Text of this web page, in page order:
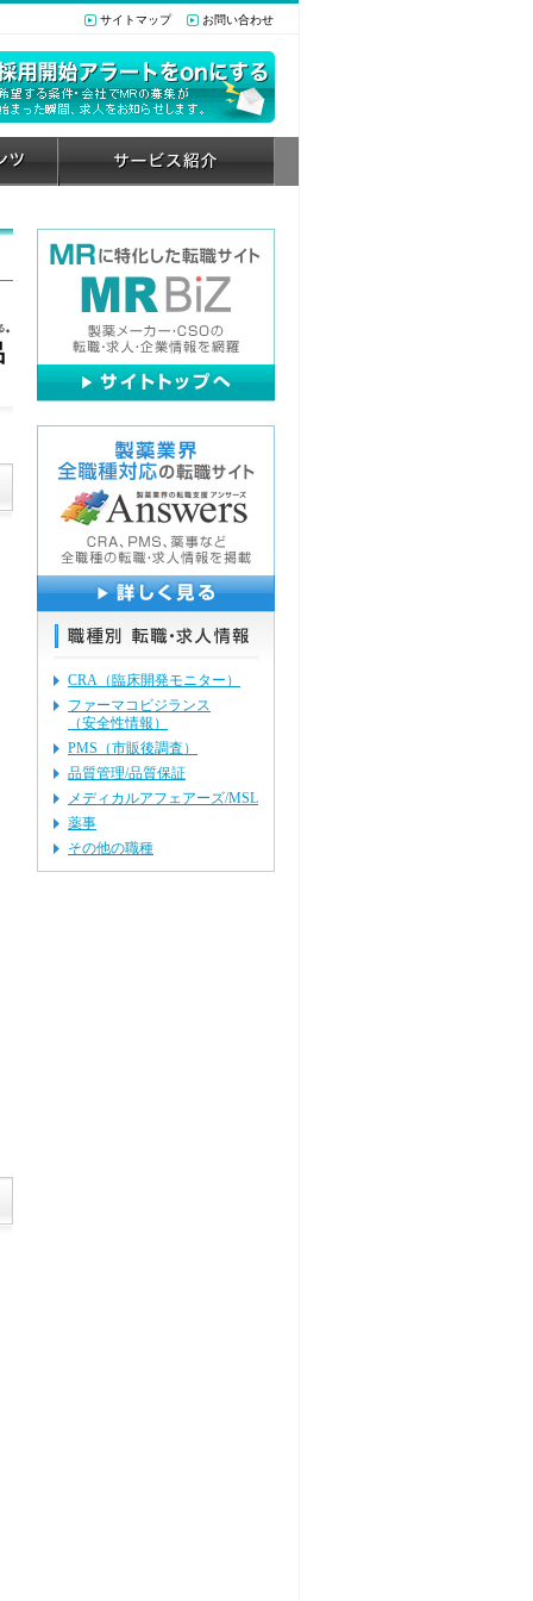
サイトマップ お問い合わせ
CRA（臨床開発モニター）
ファーマコビジランス
（安全性情報）
PMS（市販後調査）
品質管理/品質保証
メディカルアフェアーズ/MSL
薬事
その他の職種